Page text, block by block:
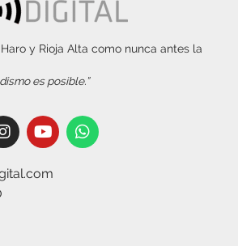
y Rioja Alta como nunca antes la
es posible.”